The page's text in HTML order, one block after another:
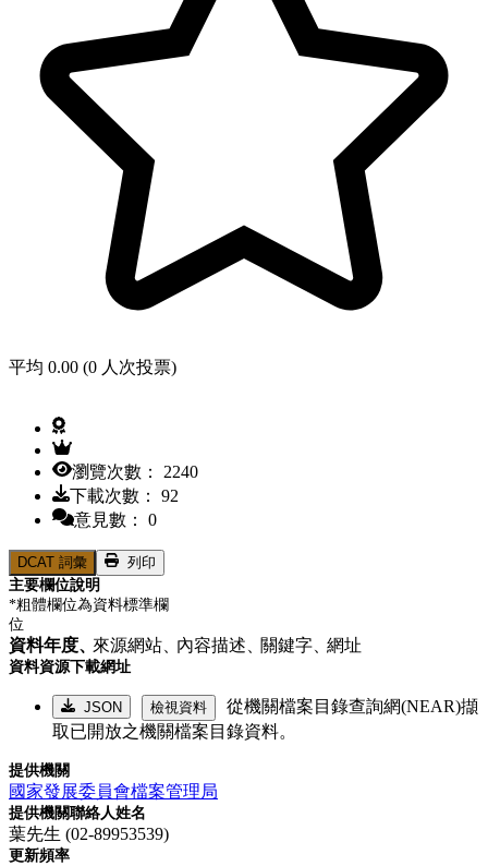
平均 0.00 (0 人次投票)
瀏覽次數： 2240
下載次數： 92
意見數： 0
DCAT 詞彙
列印
主要欄位說明
*粗體欄位為資料標準欄
位
資料年度、來源網站、內容描述、關鍵字、網址
資料資源下載網址
JSON 檢視資料
從機關檔案目錄查詢網(NEAR)擷
取已開放之機關檔案目錄資料。
提供機關
國家發展委員會檔案管理局
提供機關聯絡人姓名
葉先生 (02-89953539)
更新頻率